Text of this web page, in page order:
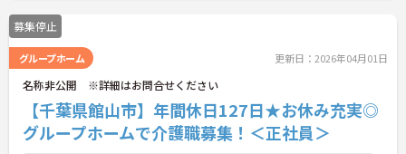
募集停止
グループホーム 更新日：2026年04月01日
名称非公開 ※詳細はお問合せください
【千葉県館山市】年間休日127日★お休み充実◎
グループホームで介護職募集！＜正社員＞